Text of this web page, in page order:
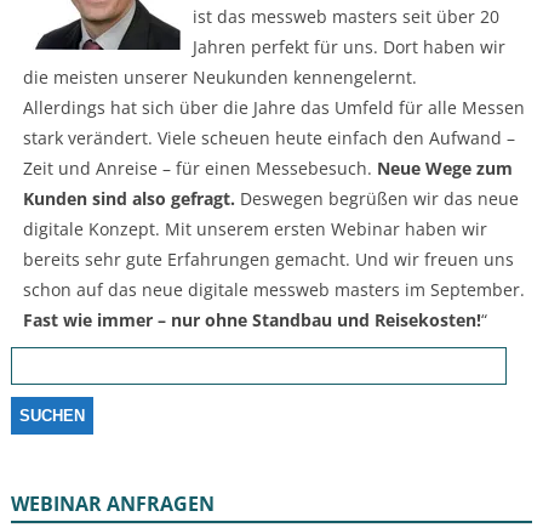
ist das messweb masters seit über 20
Jahren perfekt für uns. Dort haben wir
die meisten unserer Neukunden kennengelernt.
Allerdings hat sich über die Jahre das Umfeld für alle Messen
stark verändert. Viele scheuen heute einfach den Aufwand –
Zeit und Anreise – für einen Messebesuch. Neue Wege zum
Kunden sind also gefragt. Deswegen begrüßen wir das neue
digitale Konzept. Mit unserem ersten Webinar haben wir
bereits sehr gute Erfahrungen gemacht. Und wir freuen uns
schon auf das neue digitale messweb masters im September.
Fast wie immer – nur ohne Standbau und Reisekosten!“
Suchen
WEBINAR ANFRAGEN